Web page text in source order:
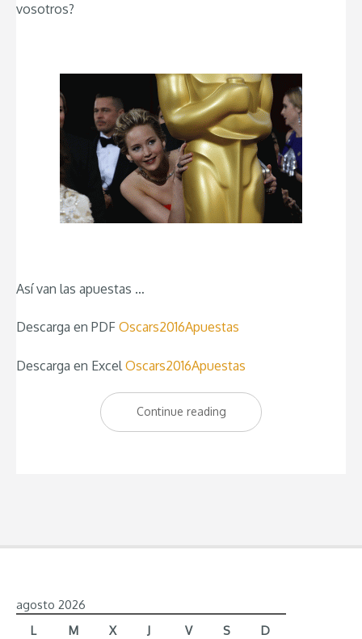
vosotros?
Así van las apuestas …
Descarga en PDF Oscars2016Apuestas
Descarga en Excel Oscars2016Apuestas
Continue reading “Quiniela
Oscars
agosto 2026
L
M X J V S D